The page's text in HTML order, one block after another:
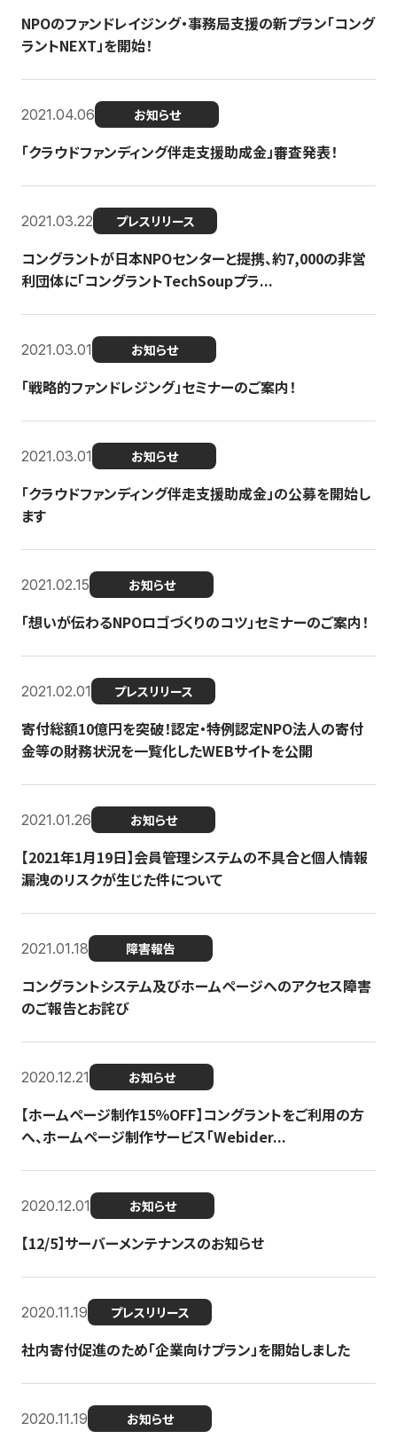
NPOのファンドレイジング・事務局支援の新プラン「コング
ラントNEXT」を開始！
2021.04.06 お知らせ
「クラウドファンディング伴走支援助成金」審査発表！
2021.03.22 プレスリリース
コングラントが日本NPOセンターと提携、約7,000の非営
利団体に「コングラントTechSoupプラ...
2021.03.01 お知らせ
「戦略的ファンドレジング」セミナーのご案内！
2021.03.01 お知らせ
「クラウドファンディング伴走支援助成金」の公募を開始し
ます
2021.02.15 お知らせ
「想いが伝わるNPOロゴづくりのコツ」セミナーのご案内！
2021.02.01 プレスリリース
寄付総額10億円を突破！認定・特例認定NPO法人の寄付
金等の財務状況を一覧化したWEBサイトを公開
2021.01.26 お知らせ
【2021年1月19日】会員管理システムの不具合と個人情報
漏洩のリスクが生じた件について
2021.01.18 障害報告
コングラントシステム及びホームページへのアクセス障害
のご報告とお詫び
2020.12.21 お知らせ
【ホームページ制作15％OFF】コングラントをご利用の方
へ、ホームページ制作サービス「Webider...
2020.12.01 お知らせ
【12/5】サーバーメンテナンスのお知らせ
2020.11.19 プレスリリース
社内寄付促進のため「企業向けプラン」を開始しました
2020.11.19 お知らせ